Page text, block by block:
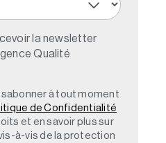
la newsletter
Qualité
à tout moment
de Confidentialité
et en savoir plus sur
à-vis de la protection